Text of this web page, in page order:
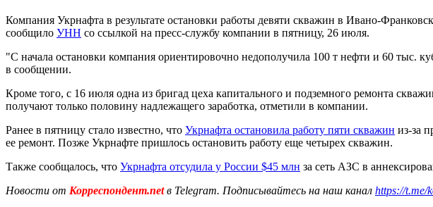
Компания Укрнафта в результате остановки работы девяти скважин в Ивано-
сообщило УНН со ссылкой на пресс-службу компании в пятницу, 26 июля.
"С начала остановки компания ориентировочно недополучила 100 т нефти и 60 тыс.
в сообщении.
Кроме того, с 16 июля одна из бригад цеха капитального и подземного ремонта
получают только половину надлежащего заработка, отметили в компании.
Ранее в пятницу стало известно, что Укрнафта остановила работу пяти скважин из-за
ее ремонт. Позже Укрнафте пришлось остановить работу еще четырех скважин.
Также сообщалось, что Укрнафта отсудила у России $45 млн за сеть АЗС в
Новости от Корреспондент.netв Telegram. Подписывайтесь на наш канал https://t.me/